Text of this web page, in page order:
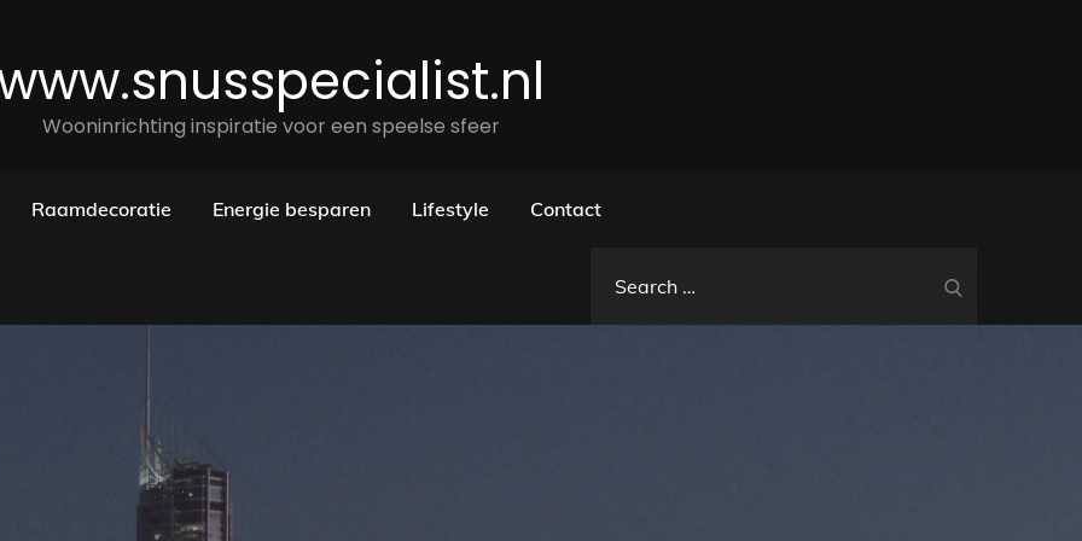
Wooninrichting inspiratie voor een speelse sfeer
Raamdecoratie Energie besparen Lifestyle Contact
for: